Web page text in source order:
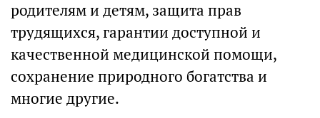
родителям и детям, защита прав
трудящихся, гарантии доступной и
качественной медицинской помощи,
сохранение природного богатства и
многие другие.